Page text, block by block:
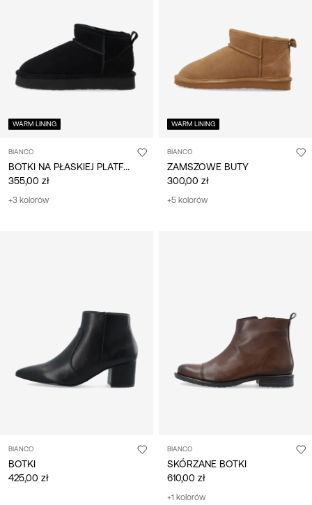
WARM LINING
BIANCO
BOTKI NA PŁASKIEJ PLATFORMIE
355,00 zł
+3 kolorów
WARM LINING
BIANCO
ZAMSZOWE BUTY
300,00 zł
+5 kolorów
BIANCO
BOTKI
425,00 zł
BIANCO
SKÓRZANE BOTKI
610,00 zł
+1 kolorów